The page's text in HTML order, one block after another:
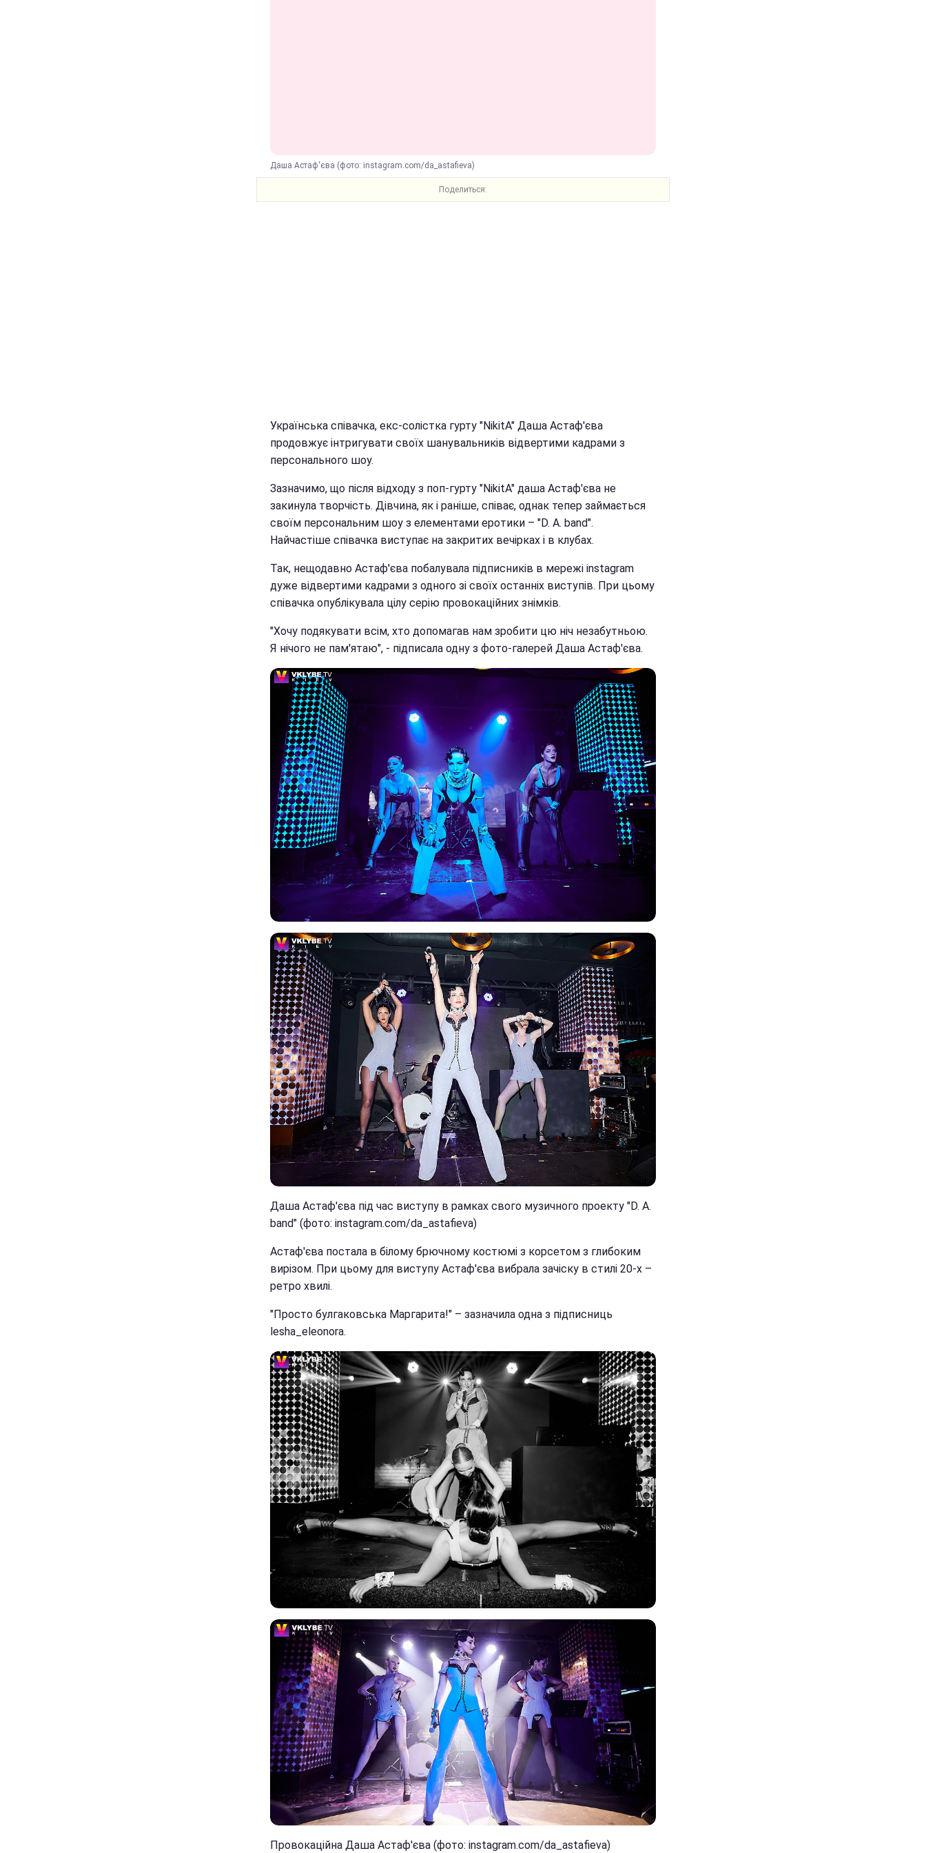
Даша Астаф'єва (фото: instagram.com/da_astafieva)
Поделиться:
Українська співачка, екс-солістка гурту "NikitA" Даша Астаф'єва
продовжує інтригувати своїх шанувальників відвертими кадрами з
персонального шоу.
Зазначимо, що після відходу з поп-гурту "NikitA" даша Астаф'єва не
закинула творчість. Дівчина, як і раніше, співає, однак тепер займається
своїм персональним шоу з елементами еротики – "D. A. band".
Найчастіше співачка виступає на закритих вечірках і в клубах.
Так, нещодавно Астаф'єва побалувала підписників в мережі instagram
дуже відвертими кадрами з одного зі своїх останніх виступів. При цьому
співачка опублікувала цілу серію провокаційних знімків.
"Хочу подякувати всім, хто допомагав нам зробити цю ніч незабутньою.
Я нічого не пам'ятаю", - підписала одну з фото-галерей Даша Астаф'єва.
Даша Астаф'єва під час виступу в рамках свого музичного проекту "D. A.
band" (фото: instagram.com/da_astafieva)
Астаф'єва постала в білому брючному костюмі з корсетом з глибоким
вирізом. При цьому для виступу Астаф'єва вибрала зачіску в стилі 20-х –
ретро хвилі.
"Просто булгаковська Маргарита!" – зазначила одна з підписниць
lesha_eleonora.
Провокаційна Даша Астаф'єва (фото: instagram.com/da_astafieva)